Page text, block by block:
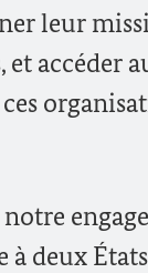
leur
accéder
à deux